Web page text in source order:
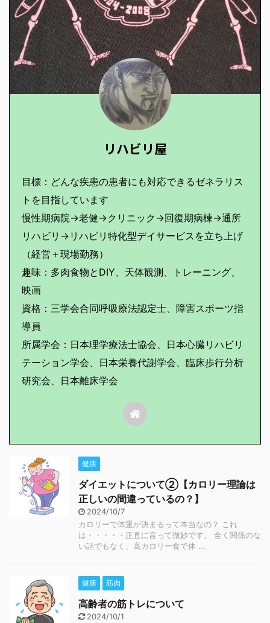
リハビリ屋
目標：どんな疾患の患者にも対応できるゼネラリス
トを目指しています
慢性期病院→老健→クリニック→回復期病棟→通所
リハビリ→リハビリ特化型デイサービスを立ち上げ
（経営＋現場勤務）
趣味：多肉食物とDIY、天体観測、トレーニング、
映画
資格：三学会合同呼吸療法認定士、障害スポーツ指
導員
所属学会：日本理学療法士協会、日本心臓リハビリ
テーション学会、日本栄養代謝学会、臨床歩行分析
研究会、日本離床学会
健康
ダイエットについて②【カロリー理論は
正しいの間違っているの？】
2024/10/7
カロリーで体重が決まるって本当なの？ これ
は・・・・・正直に言って微妙です。 全く関係のな
い話でもなく、高カロリー食で体 ...
健康 筋肉
高齢者の筋トレについて
2024/10/1